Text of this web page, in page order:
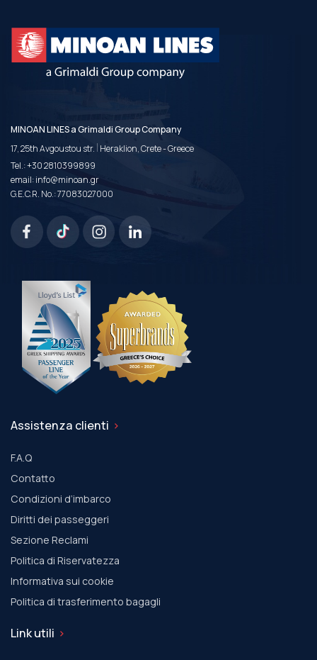
MINOAN LINES a Grimaldi Group Company
17, 25th Avgoustou str. | Heraklion, Crete - Greece
Tel.:+30 2810399899
email:info@minoan.gr
G.E.C.R. No.: 77083027000
Assistenza clienti
F.A.Q
Contatto
Condizioni d’imbarco
Diritti dei passeggeri
Sezione Reclami
Politica di Riservatezza
Informativa sui cookie
Politica di trasferimento bagagli
Link utili